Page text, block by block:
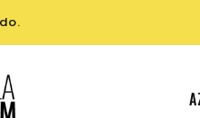
pedidos desde su país